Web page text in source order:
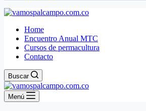
Home
Encuentro Anual MTC
Cursos de permacultura
Contacto
Buscar
Menú